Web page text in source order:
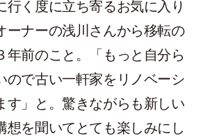
行く度に立ち寄るお気に入り
ーナーの浅川さんから移転の
年前のこと。「もっと自分ら
ので古い一軒家をリノベーシ
す」と。驚きながらも新しい
想を聞いてとても楽しみにし